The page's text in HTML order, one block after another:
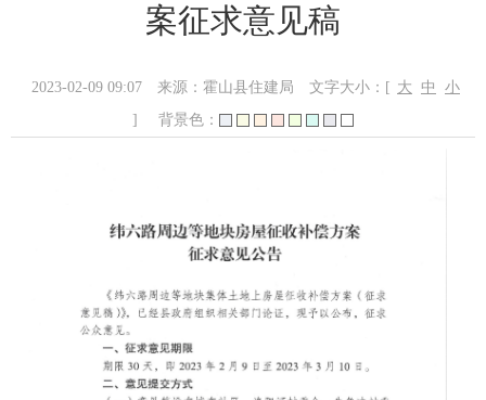
案征求意见稿
2023-02-09 09:07 来源：霍山县住建局 文字大小：[ 大 中
小
]
背景色：